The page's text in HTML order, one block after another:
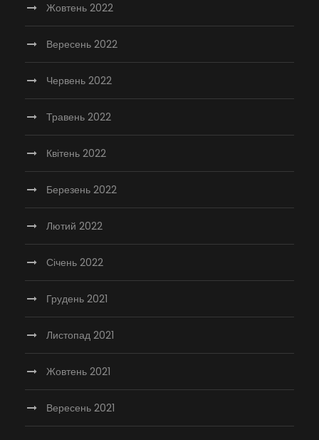
Жовтень 2022
Вересень 2022
Червень 2022
Травень 2022
Квітень 2022
Березень 2022
Лютий 2022
Січень 2022
Грудень 2021
Листопад 2021
Жовтень 2021
Вересень 2021